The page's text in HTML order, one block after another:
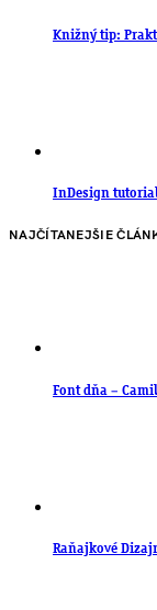
Knižný tip:
InDesign
NAJČÍTANEJŠIE
Font dňa –
Raňajkové